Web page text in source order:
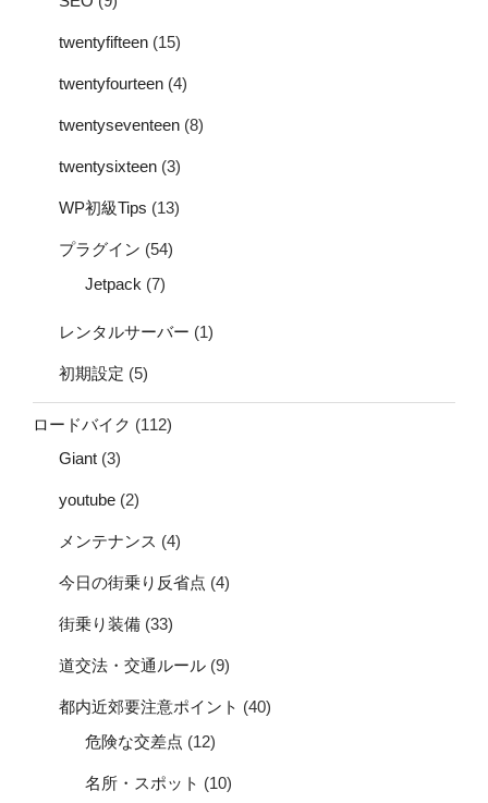
twentyfifteen (15)
twentyfourteen (4)
twentyseventeen (8)
twentysixteen (3)
WP初級Tips (13)
プラグイン (54)
Jetpack (7)
レンタルサーバー (1)
初期設定 (5)
ロードバイク (112)
Giant (3)
youtube (2)
メンテナンス (4)
今日の街乗り反省点 (4)
街乗り装備 (33)
道交法・交通ルール (9)
都内近郊要注意ポイント (40)
危険な交差点 (12)
名所・スポット (10)